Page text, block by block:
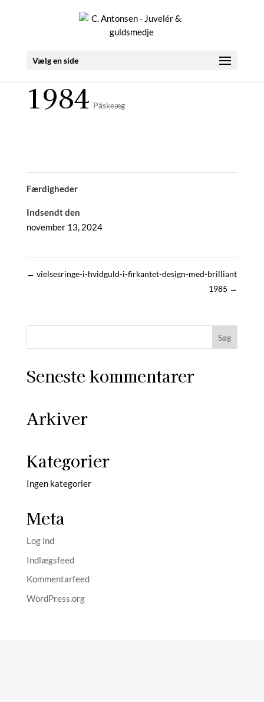
Vælg en side
1984 Påskeæg
Færdigheder
Indsendt den
november 13, 2024
← vielsesringe-i-hvidguld-i-firkantet-design-med-brilliant
1985 →
Seneste kommentarer
Arkiver
Kategorier
Ingen kategorier
Meta
Log ind
Indlægsfeed
Kommentarfeed
WordPress.org